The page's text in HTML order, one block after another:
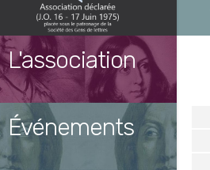
L'association
Événements